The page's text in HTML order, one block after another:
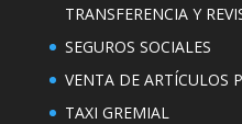
TRANSFERENCIA Y
SEGUROS SOCIALES
VENTA DE ARTÍCULOS
TAXI GREMIAL